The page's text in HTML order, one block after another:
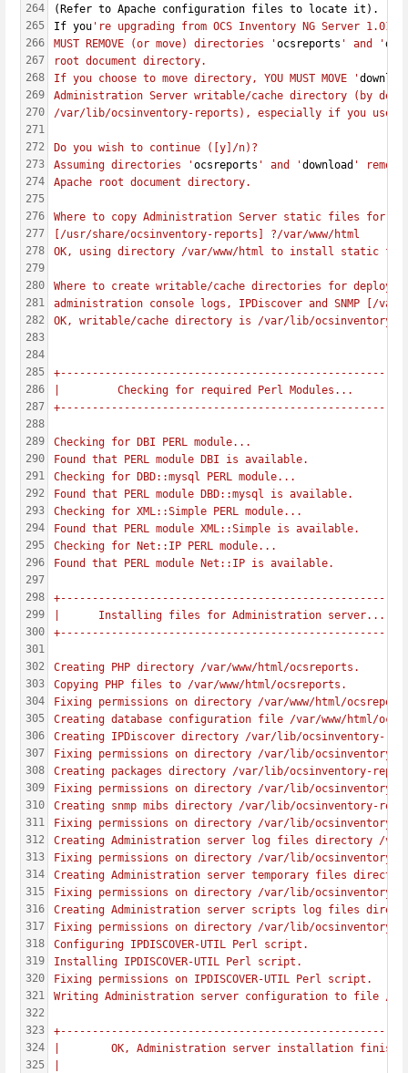
264
265
266
267
268
269
270
271
272
273
274
275
276
277
278
279
280
281
282
283
284
285
286
287
288
289
290
291
292
293
294
295
296
297
298
299
300
301
302
303
304
305
306
307
308
309
310
311
312
313
314
315
316
317
318
319
320
321
322
323
324
325
(Refer to Apache configuration files to locate it).
If you 're upgrading from OCS Inventory NG Server 1.01
MUST REMOVE (or move) directories 'ocsreports ' and '
root document directory.
If you choose to move directory, YOU MUST MOVE '
Administration Server writable/cache directory (by
/var/lib/ocsinventory-reports), especially if you use
Do you wish to continue ([y]/n)?
Assuming directories 'ocsreports ' and 'download '
Apache root document directory.
Where to copy Administration Server static files for PHP
[/usr/share/ocsinventory-reports] ?/var/www/html
OK, using directory /var/www/html to install static
Where to create writable/cache directories for
administration console logs, IPDiscover and SNMP [/
OK, writable/cache directory is /var/lib/ocsinventory-
|         Checking for required Perl Modules...
Checking for DBI PERL module...
Found that PERL module DBI is available.
Checking for DBD::mysql PERL module...
Found that PERL module DBD::mysql is available.
Checking for XML::Simple PERL module...
Found that PERL module XML::Simple is available.
Checking for Net::IP PERL module...
Found that PERL module Net::IP is available.
|      Installing files for Administration server...
Creating PHP directory /var/www/html/ocsreports.
Copying PHP files to /var/www/html/ocsreports.
Fixing permissions on directory /var/www/html/
Creating database configuration file /var/www/html/
Creating IPDiscover directory /var/lib/ocsinventory-
Fixing permissions on directory /var/lib/ocsinventory-
Creating packages directory /var/lib/ocsinventory-
Fixing permissions on directory /var/lib/ocsinventory-
Creating snmp mibs directory /var/lib/ocsinventory-
Fixing permissions on directory /var/lib/ocsinventory-
Creating Administration server log files directory /
Fixing permissions on directory /var/lib/ocsinventory-
Creating Administration server temporary files
Fixing permissions on directory /var/lib/ocsinventory-
Creating Administration server scripts log files
Fixing permissions on directory /var/lib/ocsinventory-
Configuring IPDISCOVER-UTIL Perl script.
Installing IPDISCOVER-UTIL Perl script.
Fixing permissions on IPDISCOVER-UTIL Perl script.
Writing Administration server configuration to file /
|        OK, Administration server installation